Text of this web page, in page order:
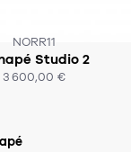
NORR11
Studio 2
3 600,00 €
6 - 8 SEMAINES
EXPRESS